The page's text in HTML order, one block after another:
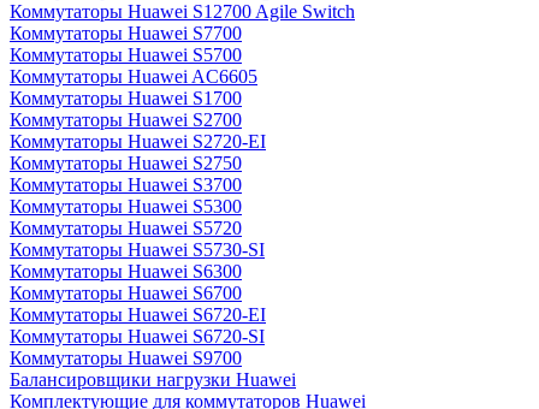
Коммутаторы Huawei S12700 Agile Switch
Коммутаторы Huawei S7700
Коммутаторы Huawei S5700
Коммутаторы Huawei AC6605
Коммутаторы Huawei S1700
Коммутаторы Huawei S2700
Коммутаторы Huawei S2720-EI
Коммутаторы Huawei S2750
Коммутаторы Huawei S3700
Коммутаторы Huawei S5300
Коммутаторы Huawei S5720
Коммутаторы Huawei S5730-SI
Коммутаторы Huawei S6300
Коммутаторы Huawei S6700
Коммутаторы Huawei S6720-EI
Коммутаторы Huawei S6720-SI
Коммутаторы Huawei S9700
Балансировщики нагрузки Huawei
Комплектующие для коммутаторов Huawei